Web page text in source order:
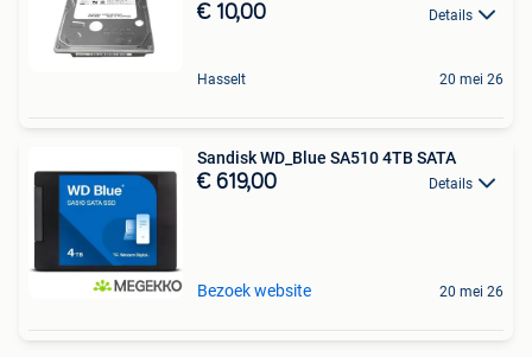
€ 10,00 Details
Hasselt 20 mei 26
Sandisk WD_Blue SA510 4TB SATA
€ 619,00 Details
Bezoek website 20 mei 26